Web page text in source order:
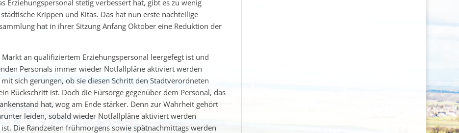
Erziehungspersonal stetig verbessert hat, gibt es zu wenig
Krippen und Kitas. Das hat nun erste nachteilige
hat in ihrer Sitzung Anfang Oktober eine Reduktion der
an qualifiziertem Erziehungspersonal leergefegt ist und
Personals immer wieder Notfallpläne aktiviert werden
sich gerungen, ob sie diesen Schritt den Stadtverordneten
Rückschritt ist. Doch die Fürsorge gegenüber dem Personal, das
hat, wog am Ende stärker. Denn zur Wahrheit gehört
leiden, sobald wieder Notfallpläne aktiviert werden
Die Randzeiten frühmorgens sowie spätnachmittags werden